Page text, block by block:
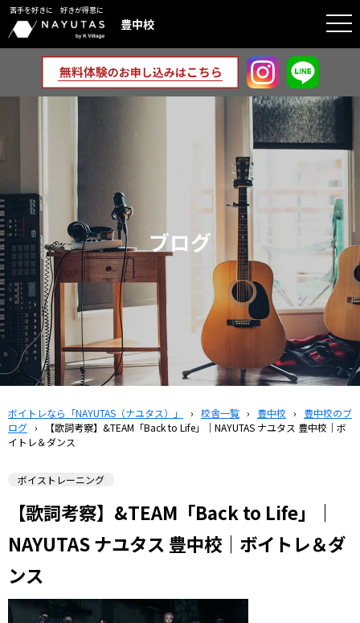
苦手を好きに 好きが得意に
豊中校
ブログ
ボイトレなら「NAYUTAS（ナユタス）」 › 校舎一覧 › 豊中校 ›
豊中校のブ
ログ ›
【歌詞考察】&TEAM「Back to Life」｜NAYUTAS ナユタス 豊中校｜ボ
イトレ＆ダンス
ボイストレーニング
【歌詞考察】&TEAM「Back to Life」｜
NAYUTAS ナユタス 豊中校｜ボイトレ＆ダ
ンス